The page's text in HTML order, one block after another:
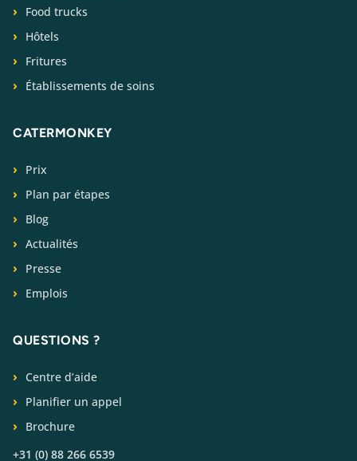
Food trucks
Hôtels
Fritures
Établissements de soins
CATERMONKEY
Prix
Plan par étapes
Blog
Actualités
Presse
Emplois
QUESTIONS ?
Centre d’aide
Planifier un appel
Brochure
+31 (0) 88 266 6539